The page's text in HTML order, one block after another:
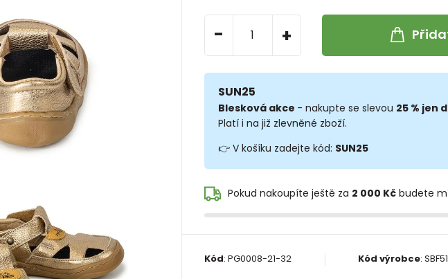
- +
SUN25
Blesková akce - nakupte se slevou 25 % jen
Platí i na již zlevněné zboží.
👉 V košíku zadejte kód: SUN25
Pokud nakoupíte ještě za 2 000 Kčbudete
Kód: PG0008-21-32 Kód výrobce: